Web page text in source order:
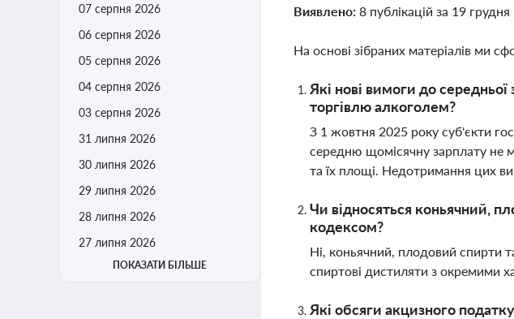
07 серпня 2026
06 серпня 2026
05 серпня 2026
04 серпня 2026
03 серпня 2026
31 липня 2026
30 липня 2026
29 липня 2026
28 липня 2026
27 липня 2026
ПОКАЗАТИ БІЛЬШЕ
Виявлено: 8 публікацій за 19 грудня
На основі зібраних матеріалів ми
Які нові вимоги до
торгівлю алкоголем?
З 1 жовтня 2025 року суб'єкти
середню щомісячну зарплату не
та їх площі. Недотримання цих
Чи відносяться коньячний,
кодексом?
Ні, коньячний, плодовий спирти
спиртові дистиляти з окремими
Які обсяги акцизного